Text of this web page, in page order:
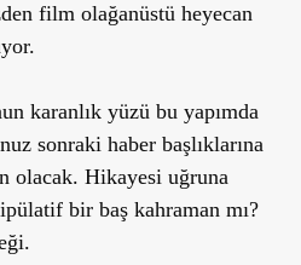
film olağanüstü heyecan
karanlık yüzü bu yapımda
sonraki haber başlıklarına
olacak. Hikayesi uğruna
bir baş kahraman mı?